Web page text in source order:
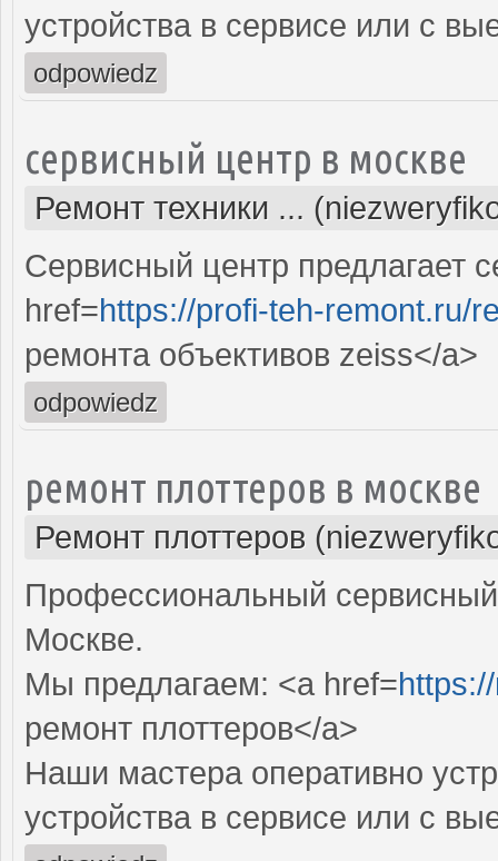
устройства в сервисе или с
odpowiedz
сервисный центр в москве
Ремонт техники ...
Сервисный центр предлагает
href=https://profi-teh-remont.ru/
ремонта объективов zeiss</a>
odpowiedz
ремонт плоттеров в москве
Ремонт плоттеров
Профессиональный
Москве.
Мы предлагаем: <a href=
ремонт плоттеров</a>
Наши мастера оперативно
устройства в сервисе или с